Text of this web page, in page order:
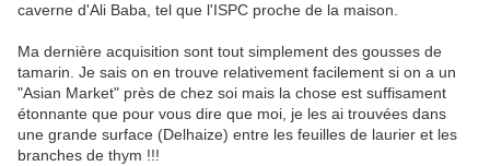
caverne d'Ali Baba, tel que l'ISPC proche de la maison.
Ma dernière acquisition sont tout simplement des gousses de
tamarin. Je sais on en trouve relativement facilement si on a un
"Asian Market" près de chez soi mais la chose est suffisament
étonnante que pour vous dire que moi, je les ai trouvées dans
une grande surface (Delhaize) entre les feuilles de laurier et les
branches de thym !!!